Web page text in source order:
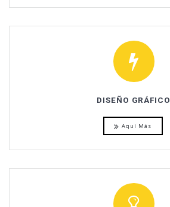
DISEÑO GRÁFICO
Aquí Más